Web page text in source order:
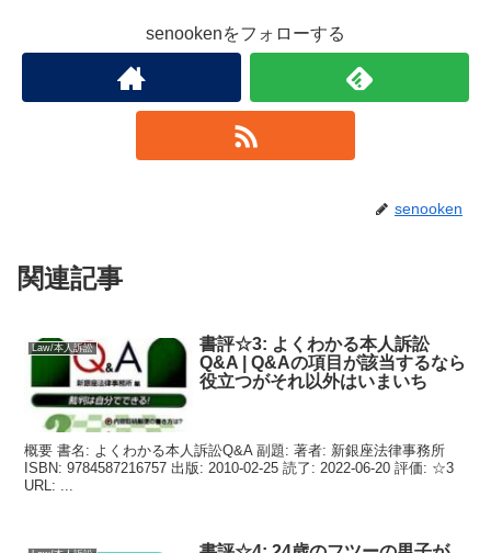
senookenをフォローする
senooken
関連記事
Law/本人訴訟
書評☆3: よくわかる本人訴訟
Q&A | Q&Aの項目が該当するなら
役立つがそれ以外はいまいち
概要 書名: よくわかる本人訴訟Q&A 副題: 著者: 新銀座法律事務所
ISBN: 9784587216757 出版: 2010-02-25 読了: 2022-06-20 評価: ☆3
URL: ...